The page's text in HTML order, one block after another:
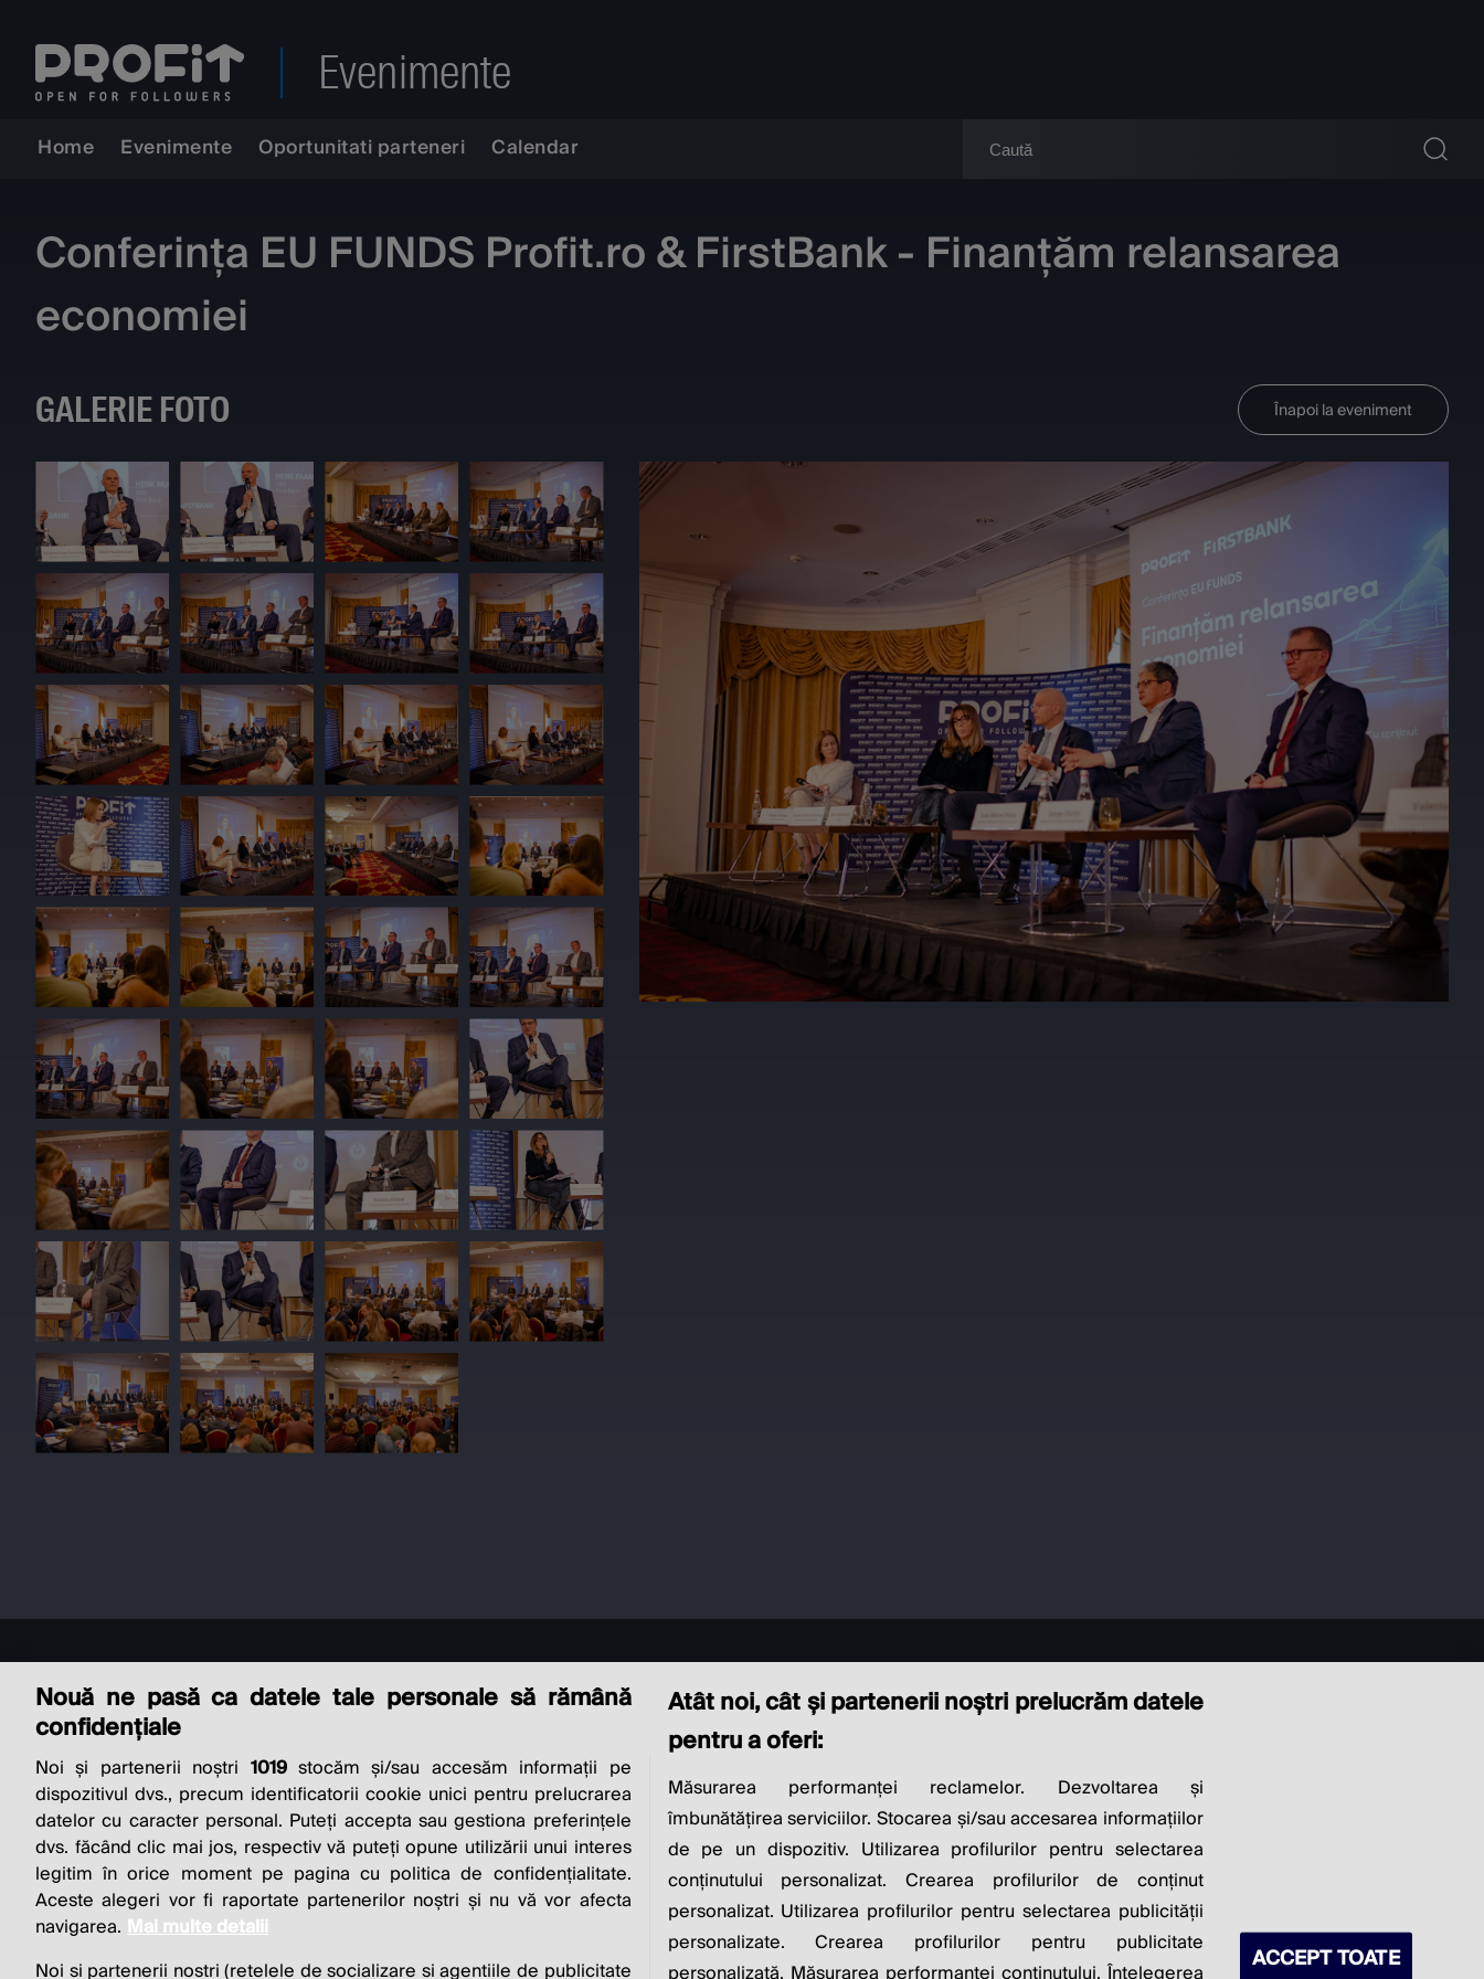
Evenimente
Home Evenimente Oportunitati parteneri Calendar
Conferința EU FUNDS Profit.ro & FirstBank - Finanțăm relansarea
economiei
GALERIE FOTO Înapoi la eveniment
THE SOCIAL RESPONSIBILITY OF
BUSINESS IS TO INCREASE ITS PROFITS.
Milton Friedman
Nouă ne pasă ca datele tale personale să rămână
confidențiale
Noi și partenerii noștri 1019stocăm și/sau accesăm informații pe
dispozitivul dvs., precum identificatorii cookie unici pentru prelucrarea
datelor cu caracter personal. Puteți accepta sau gestiona preferințele
dvs. făcând clic mai jos, respectiv vă puteți opune utilizării unui interes
legitim în orice moment pe pagina cu politica de confidențialitate.
Aceste alegeri vor fi raportate partenerilor noștri și nu vă vor afecta
navigarea. Mai multe detalii
Noi si partenerii nostri (retelele de socializare si agentiile de publicitate
Atât noi, cât și partenerii noștri prelucrăm datele
pentru a oferi:
Măsurarea performanței reclamelor. Dezvoltarea și
îmbunătățirea serviciilor. Stocarea și/sau accesarea informațiilor
de pe un dispozitiv. Utilizarea profilurilor pentru selectarea
conținutului personalizat. Crearea profilurilor de conținut
personalizat. Utilizarea profilurilor pentru selectarea publicității
personalizate. Crearea profilurilor pentru publicitate
ACCEPT TOATE